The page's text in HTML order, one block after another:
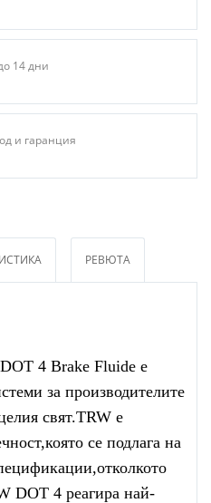
14 дни
и гаранция
РЕВЮТА
4 Brake Fluide е
за производителите
свят.TRW е
се подлага на
DOT 4 реагира най-